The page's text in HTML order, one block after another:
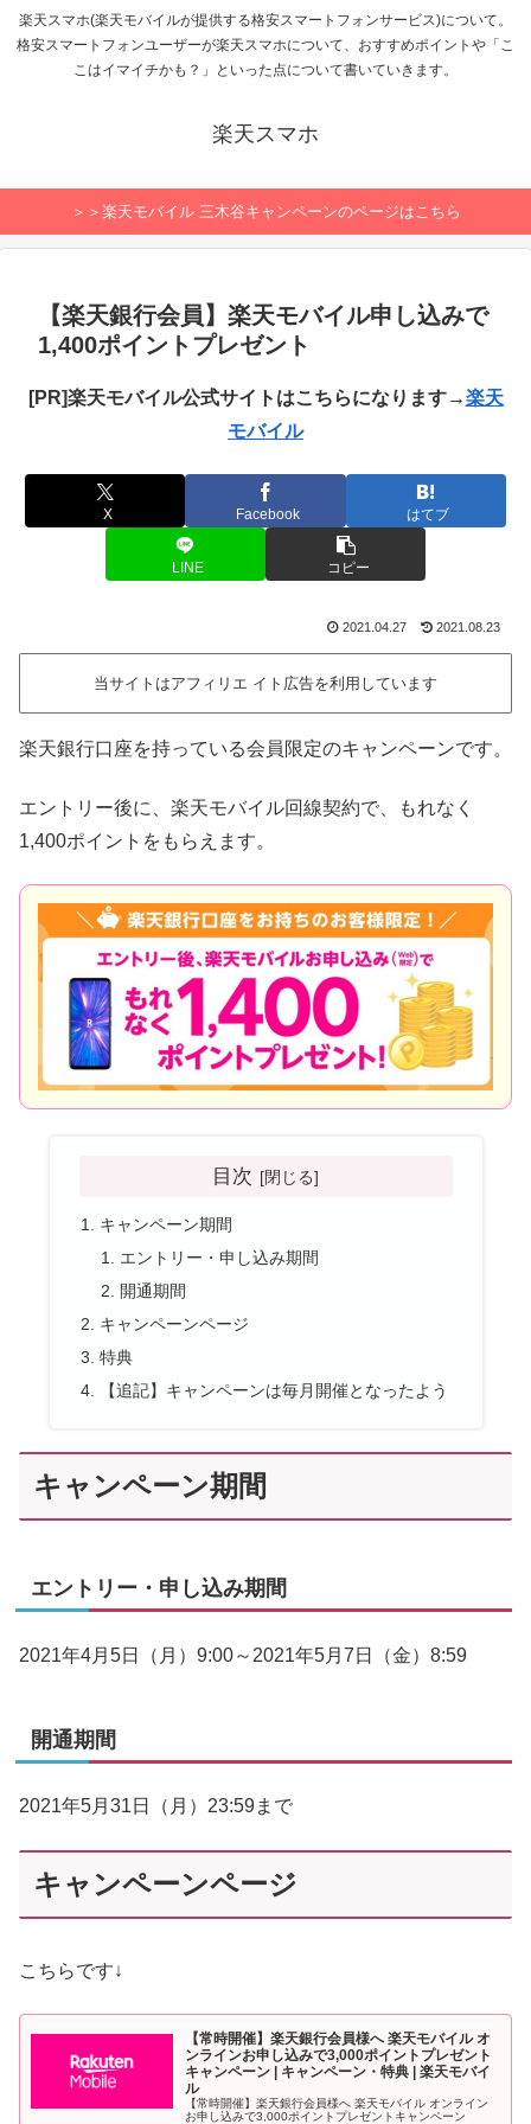
楽天スマホ(楽天モバイルが提供する格安スマートフォンサービス)について。
格安スマートフォンユーザーが楽天スマホについて、おすすめポイントや「こ
こはイマイチかも？」といった点について書いていきます。
楽天スマホ
＞＞楽天モバイル 三木谷キャンペーンのページはこちら
【楽天銀行会員】楽天モバイル申し込みで
1,400ポイントプレゼント
[PR]楽天モバイル公式サイトはこちらになります→楽天
モバイル
X Facebook はてブ
LINE コピー
2021.04.27 2021.08.23
当サイトはアフィリエ イト広告を利用しています
楽天銀行口座を持っている会員限定のキャンペーンです。
エントリー後に、楽天モバイル回線契約で、もれなく
1,400ポイントをもらえます。
目次
キャンペーン期間
エントリー・申し込み期間
開通期間
キャンペーンページ
特典
【追記】キャンペーンは毎月開催となったよう
キャンペーン期間
エントリー・申し込み期間
2021年4月5日（月）9:00～2021年5月7日（金）8:59
開通期間
2021年5月31日（月）23:59まで
キャンペーンページ
こちらです↓
【常時開催】楽天銀行会員様へ 楽天モバイル オ
ンラインお申し込みで3,000ポイントプレゼント
キャンペーン | キャンペーン・特典 | 楽天モバイ
ル
【常時開催】楽天銀行会員様へ 楽天モバイル オンライン
お申し込みで3,000ポイントプレゼントキャンペーン